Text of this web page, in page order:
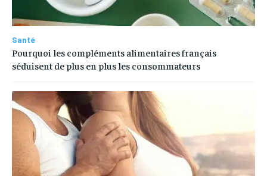
Santé
Pourquoi les compléments alimentaires français
séduisent de plus en plus les consommateurs